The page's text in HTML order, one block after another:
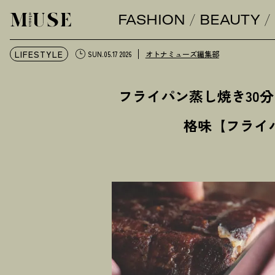
オトナミューズ ウェブFASHION BEAUTY
LIFESTYLE SUN.05.17 2026 オトナミューズ編集部
フライパン蒸し焼き30
格味【フライ